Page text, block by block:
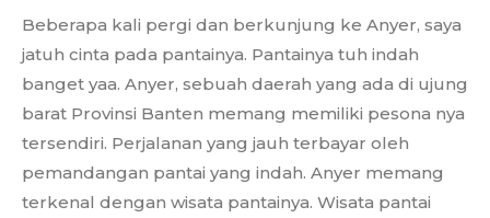
Beberapa kali pergi dan berkunjung ke Anyer, saya
jatuh cinta pada pantainya. Pantainya tuh indah
banget yaa. Anyer, sebuah daerah yang ada di ujung
barat Provinsi Banten memang memiliki pesona nya
tersendiri. Perjalanan yang jauh terbayar oleh
pemandangan pantai yang indah. Anyer memang
terkenal dengan wisata pantainya. Wisata pantai